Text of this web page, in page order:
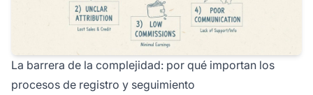
La barrera de la complejidad: por qué importan los
procesos de registro y seguimiento